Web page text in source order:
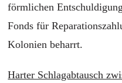
förmlichen
Fonds für
Kolonien beharrt.
Harter Schlagabtausch